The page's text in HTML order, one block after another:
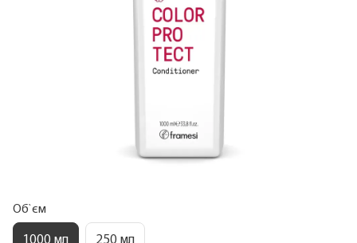
Об`єм
1000 мл 250 мл